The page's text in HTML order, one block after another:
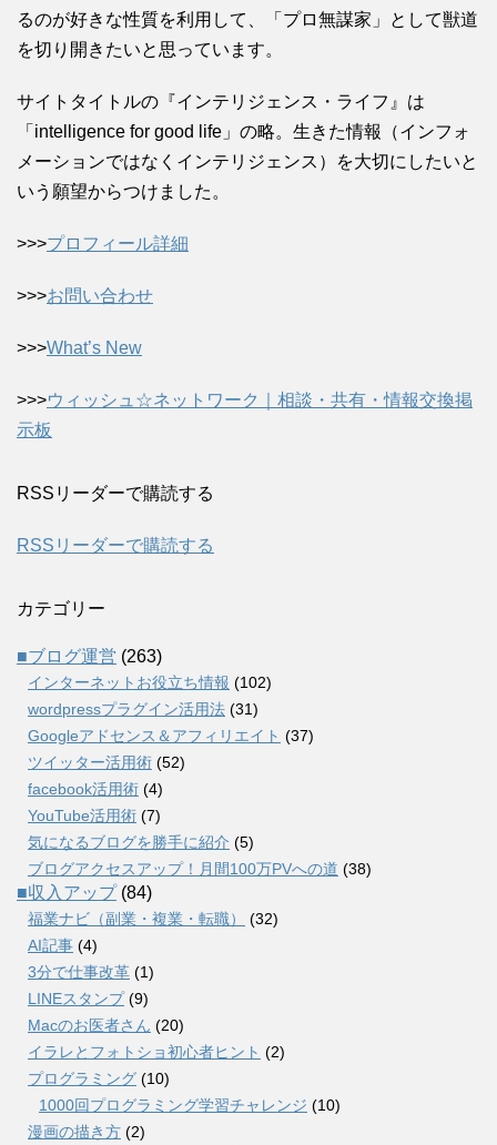
るのが好きな性質を利用して、「プロ無謀家」として獣道
を切り開きたいと思っています。
サイトタイトルの『インテリジェンス・ライフ』は
「intelligence for good life」の略。生きた情報（インフォ
メーションではなくインテリジェンス）を大切にしたいと
いう願望からつけました。
>>>プロフィール詳細
>>>お問い合わせ
>>>What’s New
>>>ウィッシュ☆ネットワーク｜相談・共有・情報交換掲
示板
RSSリーダーで購読する
RSSリーダーで購読する
カテゴリー
■ブログ運営 (263)
インターネットお役立ち情報 (102)
wordpressプラグイン活用法 (31)
Googleアドセンス＆アフィリエイト (37)
ツイッター活用術 (52)
facebook活用術 (4)
YouTube活用術 (7)
気になるブログを勝手に紹介 (5)
ブログアクセスアップ！月間100万PVへの道 (38)
■収入アップ(84)
福業ナビ（副業・複業・転職）
(32)
AI記事 (4)
3分で仕事改革 (1)
LINEスタンプ(9)
Macのお医者さん (20)
イラレとフォトショ初心者ヒント (2)
プログラミング (10)
1000回プログラミング学習チャレンジ (10)
漫画の描き方 (2)